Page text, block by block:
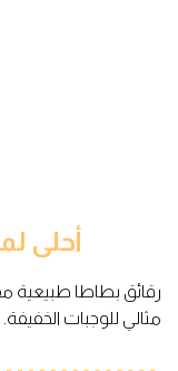
أحلى
رقائق بطاطا طبيعية
مثالي للوجبات الخفيفة.